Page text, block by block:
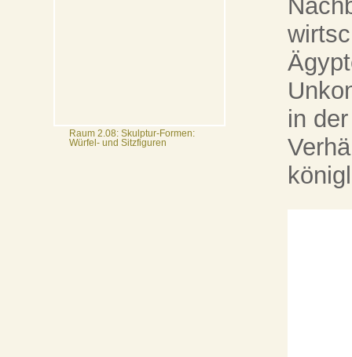
Raum 2.08: Skulptur-Formen:
Würfel- und Sitzfiguren
in